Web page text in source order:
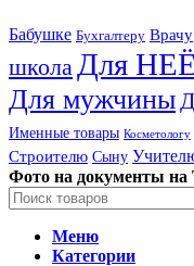
Бабушке Бухгалтеру Врачу
школа Для
Для мужчины
Именные товары Косметологу
Строителю Сыну
Фото на документы на
Меню
Категории